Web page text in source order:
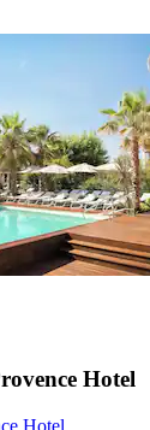
Hotel
Hotel